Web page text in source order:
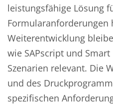
leistungsfähige Lösung
Formularanforderungen
Weiterentwicklung
wie SAPscript und
Szenarien relevant. Die
und des
spezifischen